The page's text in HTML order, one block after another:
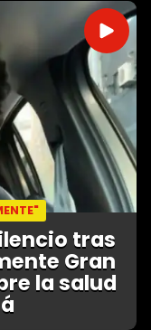
tras
Gran
la salud